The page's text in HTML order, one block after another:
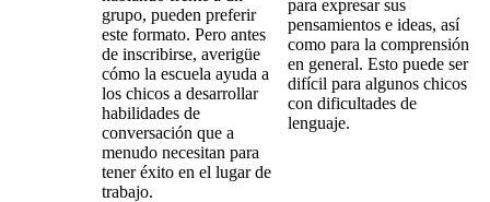
grupo, pueden preferir
este formato. Pero antes
de inscribirse, averigüe
cómo la escuela ayuda a
los chicos a desarrollar
habilidades de
conversación que a
menudo necesitan para
tener éxito en el lugar de
trabajo.
para expresar sus
pensamientos e ideas, así
como para la comprensión
en general. Esto puede ser
difícil para algunos chicos
con dificultades de
lenguaje.